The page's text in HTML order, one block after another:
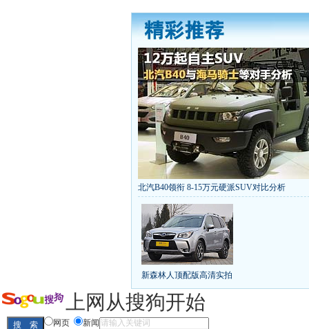
北汽B40领衔 8-15万元硬派SUV对比分析
丰田推八款低价新车 全新RAV4海外售
第九代雅阁/本田新小SUV
凯越已跌至8折甩卖 6款合资自主车是真的低价
给中国人争气的热销SUV 全新马自达6：海外
10万元新车叫板合资 15万买车谁好
长城2013年新SUV规划曝光
全新胜达23日上市 秒杀日系的SUV
大众6万
最高法解释：醉驾毒驾发生交通事故 交强险应
新森林人顶配版高清实拍
上网从搜狗开始
网页 新闻